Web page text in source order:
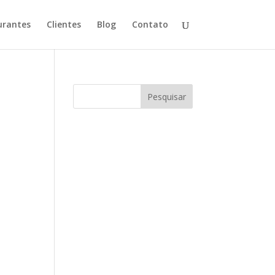
Clientes Blog Contato
Pesquisar